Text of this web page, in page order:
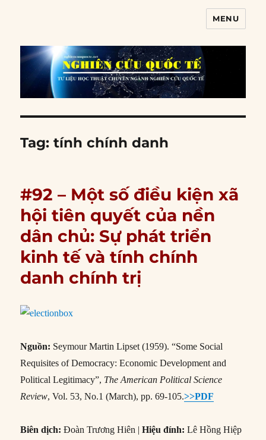
MENU
Tag:tính chính danh
#92 – Một số điều kiện xã
hội tiên quyết của nền
dân chủ: Sự phát triển
kinh tế và tính chính
danh chính trị
Nguồn: Seymour Martin Lipset (1959). “Some Social
Requisites of Democracy: Economic Development and
Political Legitimacy”, The American Political Science
Review, Vol. 53, No.1 (March), pp. 69-105.>>PDF
Biên dịch: Đoàn Trương Hiên |Hiệu đính: Lê Hồng Hiệp